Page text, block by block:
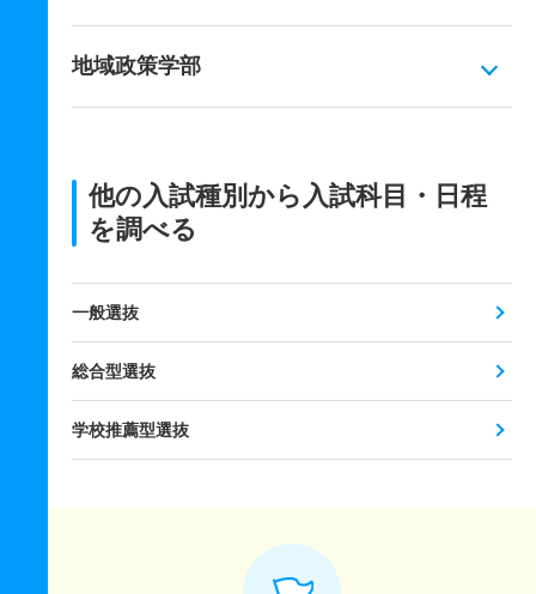
地域政策学部
他の入試種別から入試科目・日程
を調べる
一般選抜
総合型選抜
学校推薦型選抜